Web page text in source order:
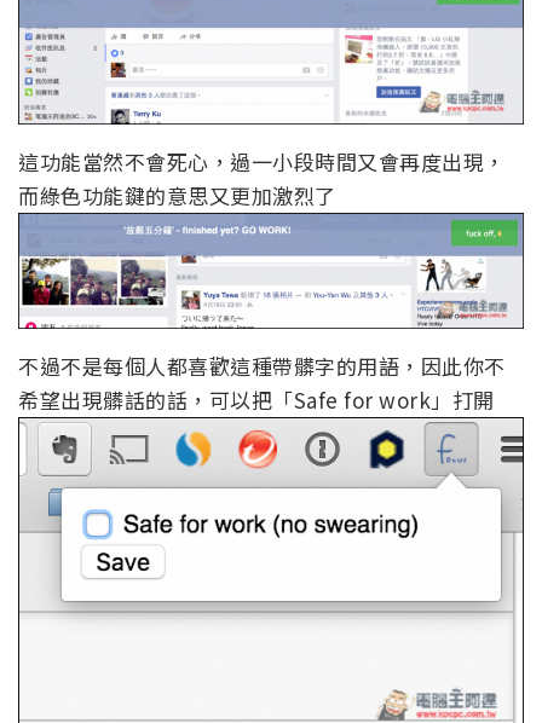
這功能當然不會死心，過一小段時間又會再度出現，
而綠色功能鍵的意思又更加激烈了
不過不是每個人都喜歡這種帶髒字的用語，因此你不
希望出現髒話的話，可以把「Safe for work」打開